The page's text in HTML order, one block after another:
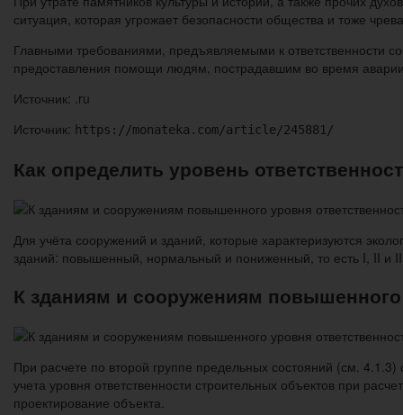
ситуация, которая угрожает безопасности общества и тоже
Главными требованиями, предъявляемыми к ответственности
предоставления помощи людям, пострадавшим во время
Источник: .ru
Источник: https://monateka.com/article/245881/
Как определить уровень
Для учёта сооружений и зданий, которые характеризуются
зданий: повышенный, нормальный и пониженный, то есть I, II и
К зданиям и сооружениям повышенного
При расчете по второй группе предельных состояний (см.
учета уровня ответственности строительных объектов при
проектирование объекта.